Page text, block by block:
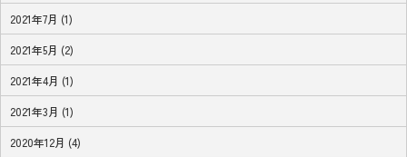
2021年7月 (1)
2021年5月 (2)
2021年4月 (1)
2021年3月 (1)
2020年12月 (4)